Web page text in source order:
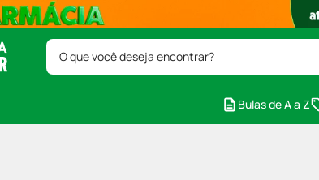
O que você deseja encontrar?
Bulas de A a Z